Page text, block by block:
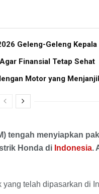
Geleng-Geleng
Finansial Tetap Sehat
Motor yang
tengah menyiapkan
Honda di Indonesia.
telah dipasarkan di